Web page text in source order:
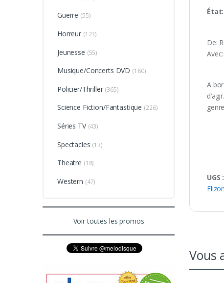
État:
De:
A
UGS :
Vous
Guerre (55)
Horreur (123)
Jeunesse (55)
Musique/Concerts DVD (180)
Policier/Thriller (365)
Science Fiction/Fantastique (226)
Séries TV (43)
Spectacles (13)
Theatre (18)
Western (47)
Voir toutes les promos